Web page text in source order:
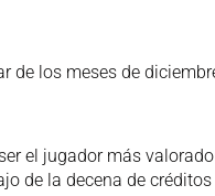
de los meses de
el jugador más
de la decena de